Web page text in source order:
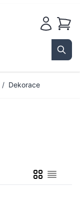
Košík
/ Dekorace
MřížkaSeznam